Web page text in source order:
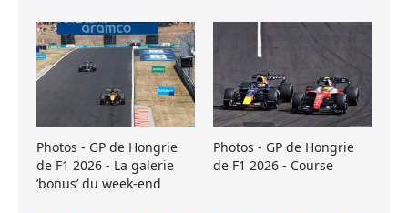
Photos - GP de Hongrie
de F1 2026 - La galerie
’bonus’ du week-end
Photos - GP de Hongrie
de F1 2026 - Course